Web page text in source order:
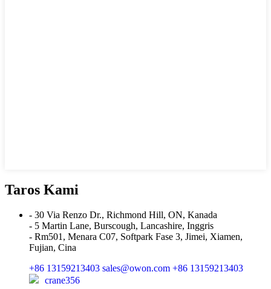
Taros Kami
- 30 Via Renzo Dr., Richmond Hill, ON, Kanada
- 5 Martin Lane, Burscough, Lancashire, Inggris
- Rm501, Menara C07, Softpark Fase 3, Jimei, Xiamen,
Fujian, Cina
+86 13159213403 sales@owon.com +86 13159213403
crane356